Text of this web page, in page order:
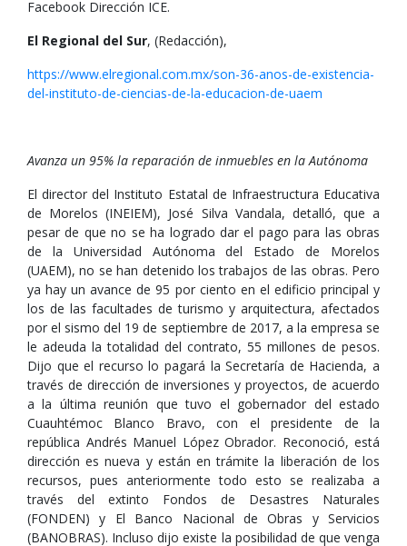
Facebook Dirección ICE.
El Regional del Sur, (Redacción),
https://www.elregional.com.mx/son-36-anos-de-existencia-
del-instituto-de-ciencias-de-la-educacion-de-uaem
Avanza un 95% la reparación de inmuebles en la Autónoma
El director del Instituto Estatal de Infraestructura Educativa
de Morelos (INEIEM), José Silva Vandala, detalló, que a
pesar de que no se ha logrado dar el pago para las obras
de la Universidad Autónoma del Estado de Morelos
(UAEM), no se han detenido los trabajos de las obras. Pero
ya hay un avance de 95 por ciento en el edificio principal y
los de las facultades de turismo y arquitectura, afectados
por el sismo del 19 de septiembre de 2017, a la empresa se
le adeuda la totalidad del contrato, 55 millones de pesos.
Dijo que el recurso lo pagará la Secretaría de Hacienda, a
través de dirección de inversiones y proyectos, de acuerdo
a la última reunión que tuvo el gobernador del estado
Cuauhtémoc Blanco Bravo, con el presidente de la
república Andrés Manuel López Obrador. Reconoció, está
dirección es nueva y están en trámite la liberación de los
recursos, pues anteriormente todo esto se realizaba a
través del extinto Fondos de Desastres Naturales
(FONDEN) y El Banco Nacional de Obras y Servicios
(BANOBRAS). Incluso dijo existe la posibilidad de que venga